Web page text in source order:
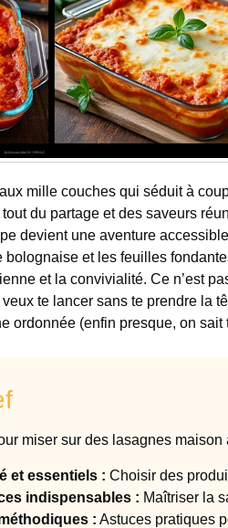
mille couches qui séduit à
du partage et des saveurs
devient une aventure
bolognaise et les feuilles
et la convivialité. Ce n’est
te lancer sans te prendre la
ordonnée (enfin presque, on sait
miser sur des lasagnes
et essentiels : Choisir des
indispensables : Maîtriser la
: Astuces pratiques